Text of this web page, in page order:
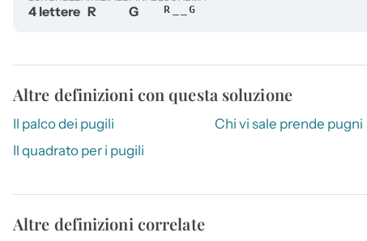
4 lettere R G R__G
Altre definizioni con questa soluzione
Il palco dei pugili Chi vi sale prende pugni
Il quadrato per i pugili
Altre definizioni correlate